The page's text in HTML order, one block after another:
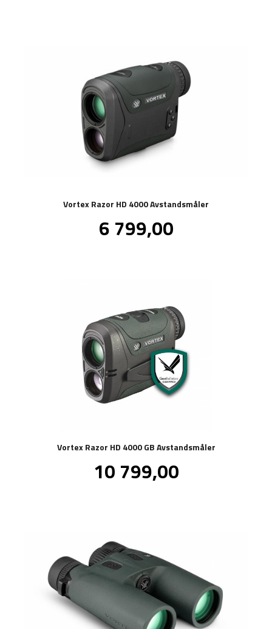
Vortex Razor HD 4000 Avstandsmåler
Pris
6 799,00mva.
Vortex Razor HD 4000 GB Avstandsmåler
Pris
10 799,00mva.